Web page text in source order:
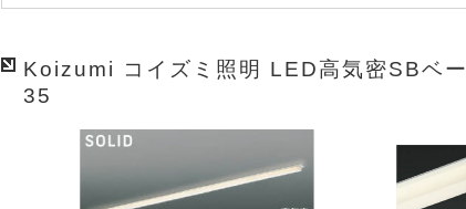
Koizumi コイズミ照明 LED高気密SBベ
35